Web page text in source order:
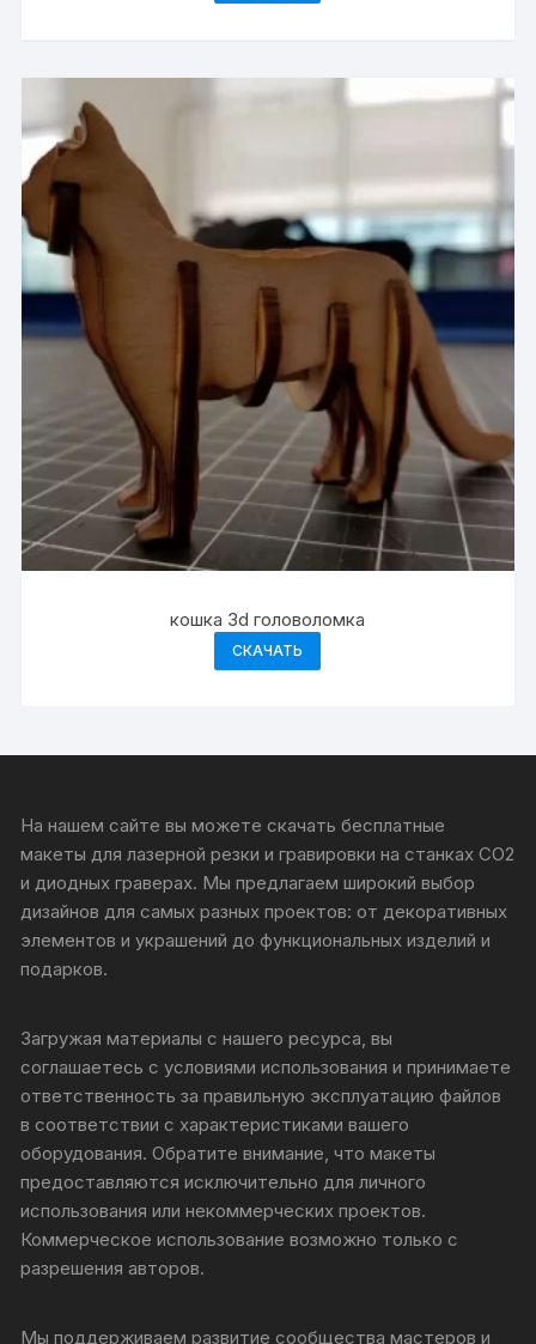
кошка 3d головоломка
СКАЧАТЬ
На нашем сайте вы можете скачать бесплатные
макеты для лазерной резки и гравировки на станках CO2
и диодных граверах. Мы предлагаем широкий выбор
дизайнов для самых разных проектов: от декоративных
элементов и украшений до функциональных изделий и
подарков.
Загружая материалы с нашего ресурса, вы
соглашаетесь с условиями использования и принимаете
ответственность за правильную эксплуатацию файлов
в соответствии с характеристиками вашего
оборудования. Обратите внимание, что макеты
предоставляются исключительно для личного
использования или некоммерческих проектов.
Коммерческое использование возможно только с
разрешения авторов.
Мы поддерживаем развитие сообщества мастеров и